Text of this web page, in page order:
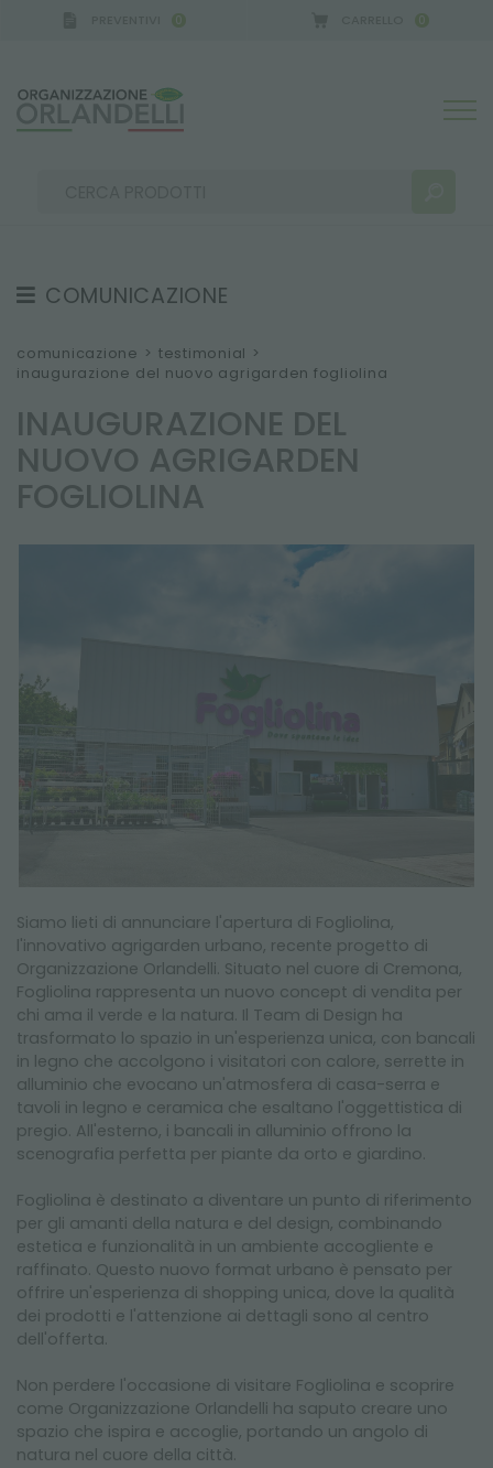
0 0
ALTRI RISULTATI PER TE:
COMUNICAZIONE
TESTIMONIAL
NEWS
VIDEO
CATALOGHI
NEWSLETTER
comunicazione > testimonial >
inaugurazione del nuovo agrigarden fogliolina
INAUGURAZIONE DEL
NUOVO AGRIGARDEN
FOGLIOLINA
Siamo lieti di annunciare l'apertura di Fogliolina,
l'innovativo agrigarden urbano, recente progetto di
Organizzazione Orlandelli. Situato nel cuore di Cremona,
Fogliolina rappresenta un nuovo concept di vendita per
chi ama il verde e la natura. Il Team di Design ha
trasformato lo spazio in un'esperienza unica, con bancali
in legno che accolgono i visitatori con calore, serrette in
alluminio che evocano un'atmosfera di casa-serra e
tavoli in legno e ceramica che esaltano l'oggettistica di
pregio. All'esterno, i bancali in alluminio offrono la
scenografia perfetta per piante da orto e giardino.
Fogliolina è destinato a diventare un punto di riferimento
per gli amanti della natura e del design, combinando
estetica e funzionalità in un ambiente accogliente e
raffinato. Questo nuovo format urbano è pensato per
offrire un'esperienza di shopping unica, dove la qualità
dei prodotti e l'attenzione ai dettagli sono al centro
dell'offerta.
Non perdere l'occasione di visitare Fogliolina e scoprire
come Organizzazione Orlandelli ha saputo creare uno
spazio che ispira e accoglie, portando un angolo di
natura nel cuore della città.